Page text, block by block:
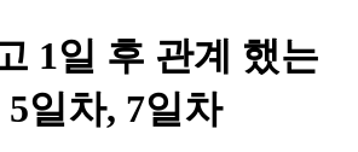
1일 후 관계 했는
일차, 7일차